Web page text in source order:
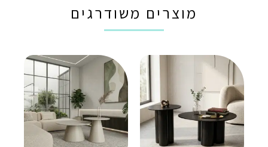
מוצרים משודרגים